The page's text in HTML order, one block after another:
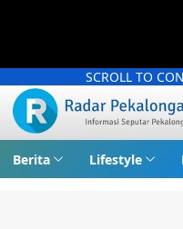
SCROLL TO
Berita Lifestyle